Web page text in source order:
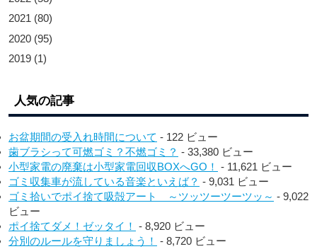
2021 (80)
2020 (95)
2019 (1)
人気の記事
お盆期間の受入れ時間について - 122 ビュー
歯ブラシって可燃ゴミ？不燃ゴミ？ - 33,380 ビュー
小型家電の廃棄は小型家電回収BOXへGO！ - 11,621 ビュー
ゴミ収集車が流している音楽といえば？ - 9,031 ビュー
ゴミ拾いでポイ捨て吸殻アート ～ツッツーツーツッ～ - 9,022
ビュー
ポイ捨てダメ！ゼッタイ！ - 8,920 ビュー
分別のルールを守りましょう！ - 8,720 ビュー